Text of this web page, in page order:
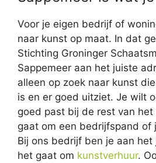
Voor je eigen bedrijf of
naar kunst op maat. In dat
Stichting Groninger
Sappemeer aan het juiste
alleen op zoek naar kunst
is en er goed uitziet. Je wilt
goed past bij de rest van
gaat om een bedrijfspand of
Bij ons bedrijf ben je aan het
het gaat om kunstverhuur.